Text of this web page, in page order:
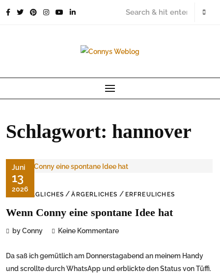
Schlagwort: hannover
Juni
13
2026
ALLTÄGLICHES /ÄRGERLICHES / ERFREULICHES
Wenn Conny eine spontane Idee hat
by Conny Keine Kommentare
Da saß ich gemütlich am Donnerstagabend an meinem Handy
und scrollte durch WhatsApp und erblickte den Status von Tüffi.